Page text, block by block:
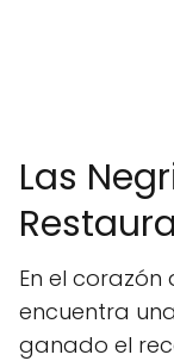
Las
En el corazón
encuentra
ganado el